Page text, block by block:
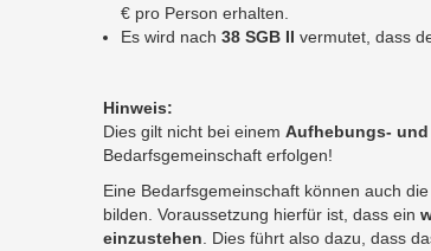
€ pro Person erhalten.
Es wird nach 38 SGB II vermutet, dass
Hinweis:
Dies gilt nicht bei einem Aufhebungs-
Bedarfsgemeinschaft erfolgen!
Eine Bedarfsgemeinschaft können auch
bilden. Voraussetzung hierfür ist, dass ein
einzustehen . Dies führt also dazu, dass